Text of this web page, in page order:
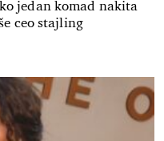
jedan komad nakita
ceo stajling